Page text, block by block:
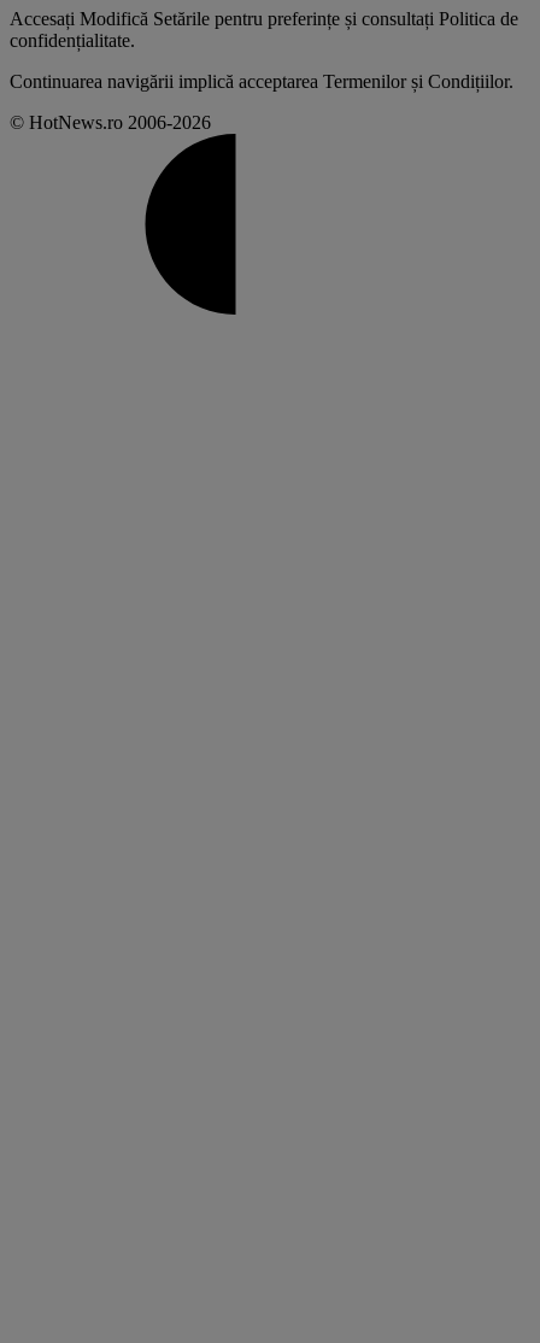
Accesați Modifică Setările pentru preferințe și consultați Politica de
confidențialitate.
Continuarea navigării implică acceptarea Termenilor și Condițiilor.
© HotNews.ro 2006-2026